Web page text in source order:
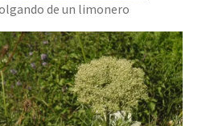
de un limonero